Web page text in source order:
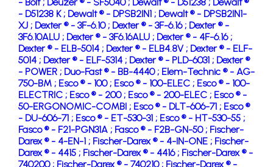
- D51238 K ; Dewalt ® - DPSB2IN1 ; Dewalt ® - DPSB2IN1-
XJ ; Dexter ® - 3F-6.10 ; Dexter ® - 3F-6.16 ; Dexter ® -
3F6.10ALU ; Dexter ® - 3F6.16ALU ; Dexter ® - 4F-6.16 ;
Dexter ® - ELB-5014 ; Dexter ® - ELB4.8V ; Dexter ® - ELF-
5014 ; Dexter ® - ELF-5314 ; Dexter ® - PLD-6031 ; Dexter ®
- POWER ; Duo-Fast ® - BB-4440 ; Elem-Technic ® - AG-
750-BM ; Esco ® - 100 ; Esco ® - 100-ELEC ; Esco ® - 100-
ELECTRIC ; Esco ® - 200 ; Esco ® - 200-ELEC ; Esco ® -
50-ERGONOMIC-COMBI ; Esco ® - DLT-606-71 ; Esco ®
- DU-606-71 ; Esco ® - ET-530-31 ; Esco ® - HT-530-55 ;
Fasco ® - F21-PGN31A ; Fasco ® - F2B-GN-50 ; Fischer-
Darex ® - 4-EN-1 ; Fischer-Darex ® - 4-IN-ONE ; Fischer-
Darex ® - 4415 ; Fischer-Darex ® - 4416 ; Fischer-Darex ® -
740200 ; Fischer-Darex ® - 740210 ; Fischer-Darex ® -